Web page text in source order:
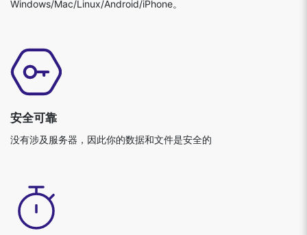
Windows/Mac/Linux/Android/iPhone。
安全可靠
没有涉及服务器，因此你的数据和文件是安全的